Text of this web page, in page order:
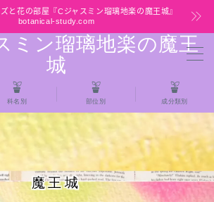
と花の部屋『Cジャスミン瑠璃地楽の魔王城』
botanical-study.com
ン瑠璃地楽の魔王
城
花の部屋
ブスパイス基材 プチ辞典ク
科名別 部位別 成分類別
魔王城